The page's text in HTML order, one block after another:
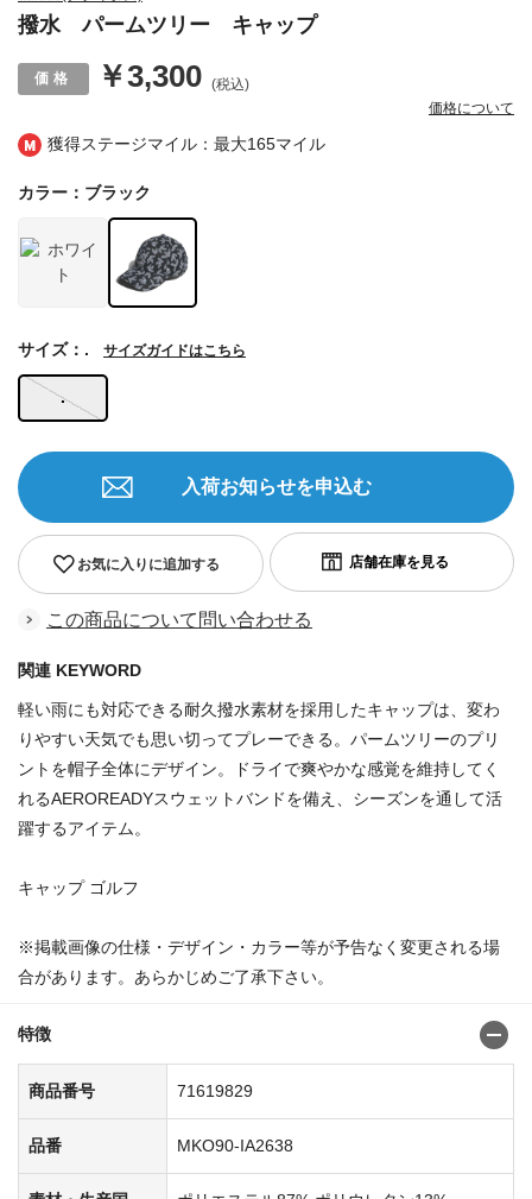
獲得ステージマイル：最大165マイル
撥水 パームツリー キャップ
￥3,300 (税込)
価格について
カラー：ブラック
.
サイズ：. サイズガイドはこちら
お気に入りに追加する
入荷お知らせを申込む
この商品について問い合わせる
関連 KEYWORD
軽い雨にも対応できる耐久撥水素材を採用したキャップは、変わ
りやすい天気でも思い切ってプレーできる。パームツリーのプリ
ントを帽子全体にデザイン。ドライで爽やかな感覚を維持してく
れるAEROREADYスウェットバンドを備え、シーズンを通して活
躍するアイテム。
キャップ ゴルフ
※掲載画像の仕様・デザイン・カラー等が予告なく変更される場
合があります。あらかじめご了承下さい。
特徴
商品番号 71619829
品番 MKO90-IA2638